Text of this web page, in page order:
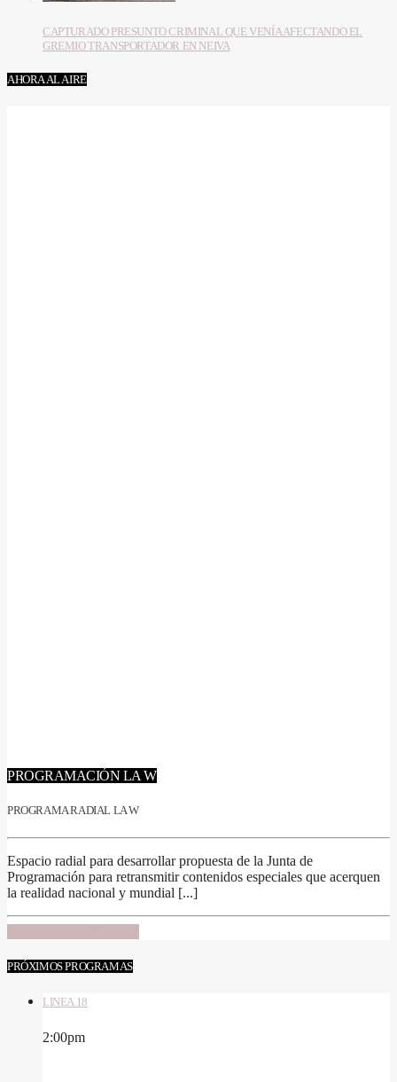
CAPTURADO PRESUNTO CRIMINAL QUE VENÍA AFECTANDO EL
GREMIO TRANSPORTADOR EN NEIVA
AHORA AL AIRE
PROGRAMACIÓN LA W
PROGRAMA RADIAL LA W
Espacio radial para desarrollar propuesta de la Junta de
Programación para retransmitir contenidos especiales que acerquen
la realidad nacional y mundial [...]
PRÓXIMOS PROGRAMAS
LINEA 18
2:00pm